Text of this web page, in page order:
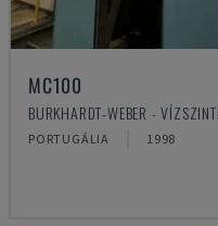
MC100
BURKHARDT-WEBER -
PORTUGÁLIA 1998